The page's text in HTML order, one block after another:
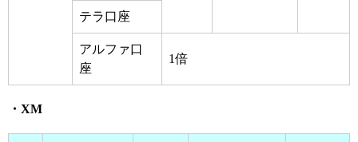
テラ口座
アルファ口
座
1倍
・XM